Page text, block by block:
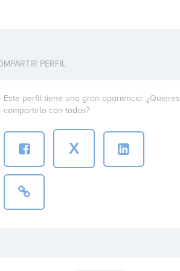
PERFIL
Este perfil tiene una gran apariencia. ¿Quieres
compartirlo con todos?
X